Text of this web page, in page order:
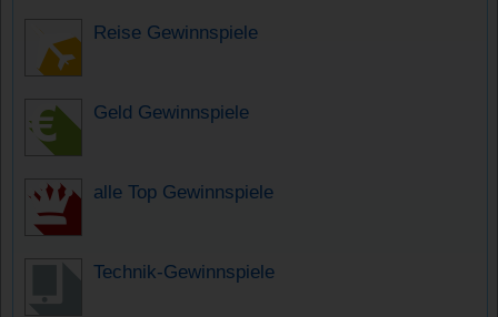
Reise Gewinnspiele
Geld Gewinnspiele
alle Top Gewinnspiele
Technik-Gewinnspiele